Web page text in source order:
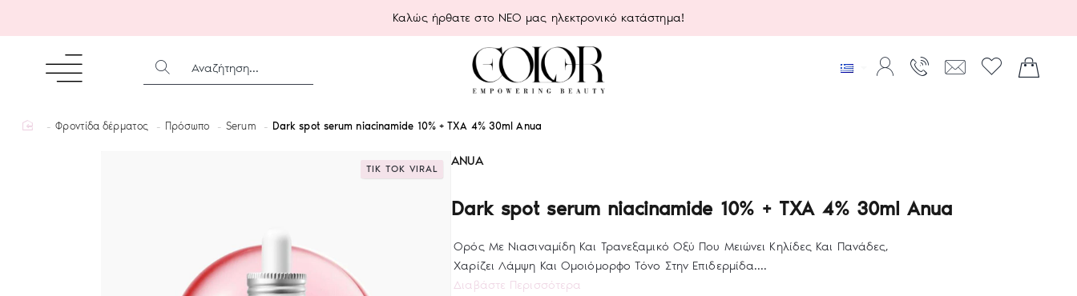
Καλώς ήρθατε στο ΝΕΟ μας ηλεκτρονικό κατάστημα!
ΑΝΑΖΉΤΗΣΗ...
homeΦροντίδα δέρματος Πρόσωπο Serum Dark spot serum niacinamide 10% + TXA 4% 30ml Anua
TIK TOK VIRAL
ANUA
Dark spot serum niacinamide 10% + TXA 4% 30ml Anua
Ορός Με Νιασιναμίδη Και Τρανεξαμικό Οξύ Που Μειώνει Κηλίδες Και Πανάδες,
Χαρίζει Λάμψη Και Ομοιόμορφο Τόνο Στην Επιδερμίδα....
Διαβάστε Περισσότερα